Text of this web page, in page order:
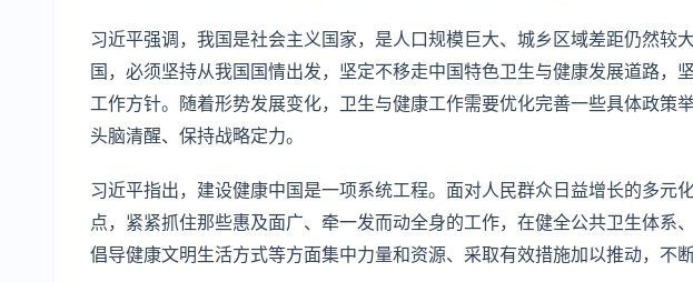
习近平强调，我国是社会主义国家，是人口规模巨大、城乡区域差距仍然较
国，必须坚持从我国国情出发，坚定不移走中国特色卫生与健康发展道路，
工作方针。随着形势发展变化，卫生与健康工作需要优化完善一些具体政策
头脑清醒、保持战略定力。
习近平指出，建设健康中国是一项系统工程。面对人民群众日益增长的多元
点，紧紧抓住那些惠及面广、牵一发而动全身的工作，在健全公共卫生体系
倡导健康文明生活方式等方面集中力量和资源、采取有效措施加以推动，不断